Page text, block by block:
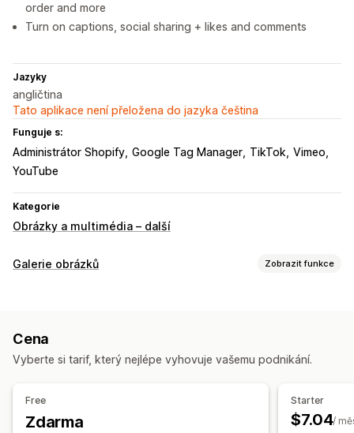
order and more
Turn on captions, social sharing + likes and comments
Jazyky
angličtina
Tato aplikace není přeložena do jazyka čeština
Funguje s:
Administrátor Shopify Google Tag Manager TikTok Vimeo
YouTube
Kategorie
Obrázky a multimédia – další
Galerie obrázků Zobrazit funkce
Video
Cena
Vyberte si tarif, který nejlépe vyhovuje vašemu podnikání.
Free
Zdarma
Starter
$7.04/